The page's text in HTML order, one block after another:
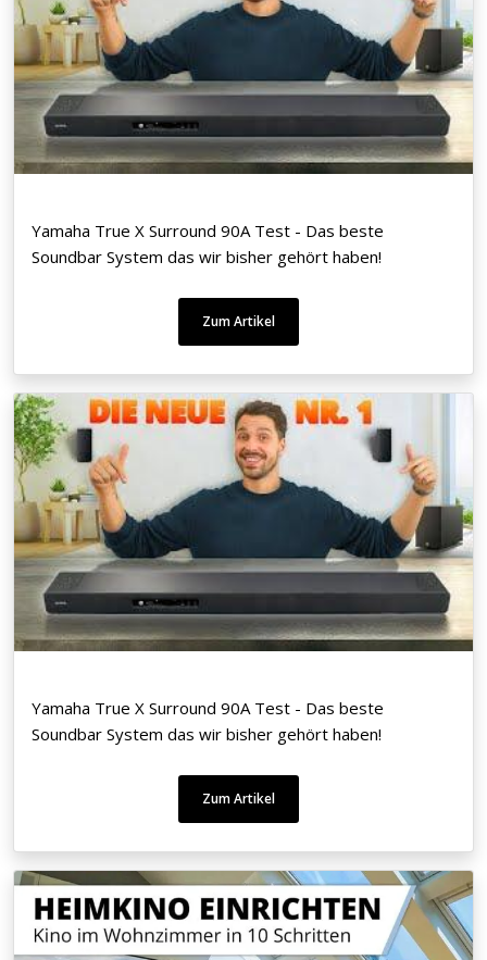
Yamaha True X Surround 90A Test - Das beste
Soundbar System das wir bisher gehört haben!
Zum Artikel
Yamaha True X Surround 90A Test - Das beste
Soundbar System das wir bisher gehört haben!
Zum Artikel